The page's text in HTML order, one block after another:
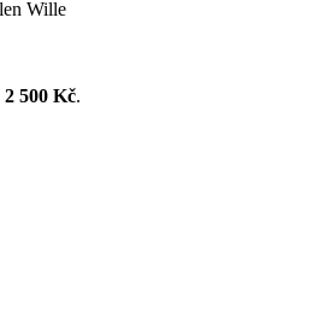
2 500 Kč.